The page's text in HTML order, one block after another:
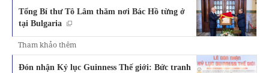
Tổng Bí thư Tô Lâm thăm nơi Bác Hồ từng ở
tại Bulgaria
Tham khảo thêm
Đón nhận Kỷ lục Guinness Thế giới: Bức tranh